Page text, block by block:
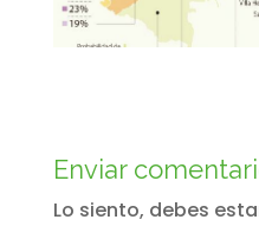
Enviar
Lo siento, debes